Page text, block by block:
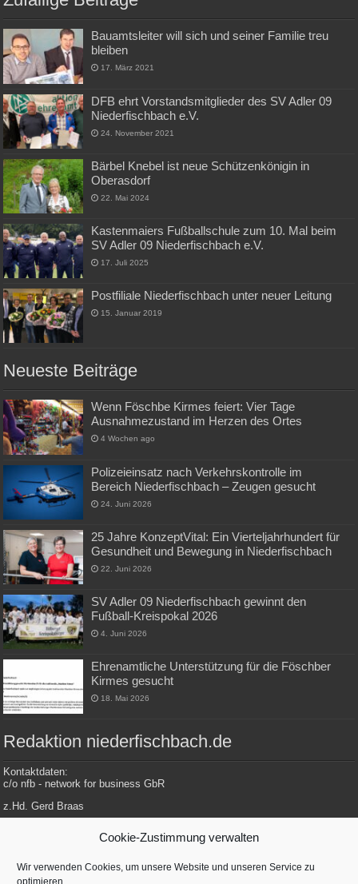
Cookie-Zustimmung verwalten
Wir verwenden Cookies, um unsere Website und unseren Service zu
optimieren.
Bauamtsleiter will sich und seiner Familie treu
bleiben
17. März 2021
DFB ehrt Vorstandsmitglieder des SV Adler 09
Niederfischbach e.V.
24. November 2021
Bärbel Knebel ist neue Schützenkönigin in
Oberasdorf
22. Mai 2024
Kastenmaiers Fußballschule zum 10. Mal beim
SV Adler 09 Niederfischbach e.V.
17. Juli 2025
Postfiliale Niederfischbach unter neuer Leitung
15. Januar 2019
Neueste Beiträge
Wenn Föschbe Kirmes feiert: Vier Tage
Ausnahmezustand im Herzen des Ortes
4 Wochen ago
Polizeieinsatz nach Verkehrskontrolle im
Bereich Niederfischbach – Zeugen gesucht
24. Juni 2026
25 Jahre KonzeptVital: Ein Vierteljahrhundert für
Gesundheit und Bewegung in Niederfischbach
22. Juni 2026
SV Adler 09 Niederfischbach gewinnt den
Fußball-Kreispokal 2026
4. Juni 2026
Ehrenamtliche Unterstützung für die Föschber
Kirmes gesucht
18. Mai 2026
Redaktion niederfischbach.de
Kontaktdaten:
c/o nfb - network for business GbR
z.Hd. Gerd Braas